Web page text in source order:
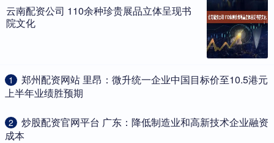
云南配资公司 110余种珍贵展品立体呈现书
院文化
1
​郑州配资网站 里昂：微升统一企业中国目标价至10.5港元
上半年业绩胜预期
2
​炒股配资官网平台 广东：降低制造业和高新技术企业融资
成本